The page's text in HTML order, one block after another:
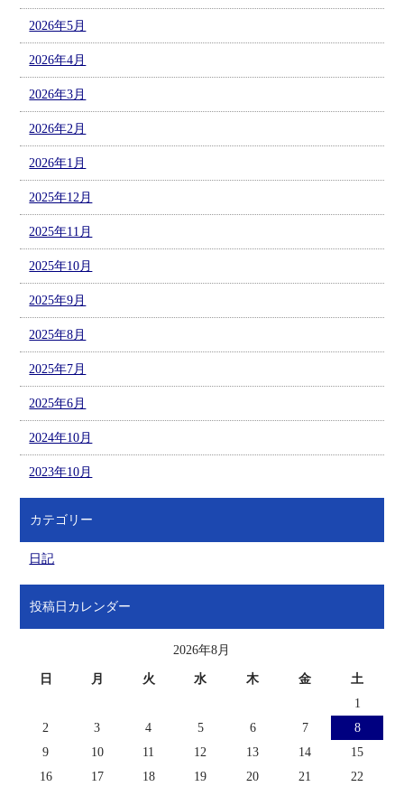
2026年5月
2026年4月
2026年3月
2026年2月
2026年1月
2025年12月
2025年11月
2025年10月
2025年9月
2025年8月
2025年7月
2025年6月
2024年10月
2023年10月
カテゴリー
日記
投稿日カレンダー
2026年8月
日 月 火 水 木 金
土
1
2
3 4 5 6 7
8
9
10 11 12 13 14
15
16
17 18 19 20 21
22